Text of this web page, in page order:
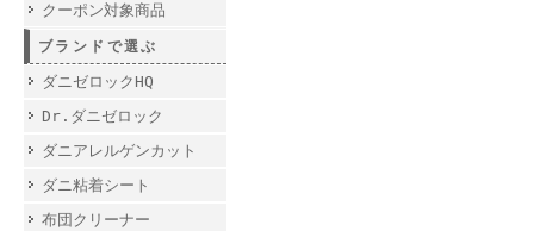
クーポン対象商品
ブランドで選ぶ
ダニゼロックHQ
Dr.ダニゼロック
ダニアレルゲンカット
ダニ粘着シート
布団クリーナー